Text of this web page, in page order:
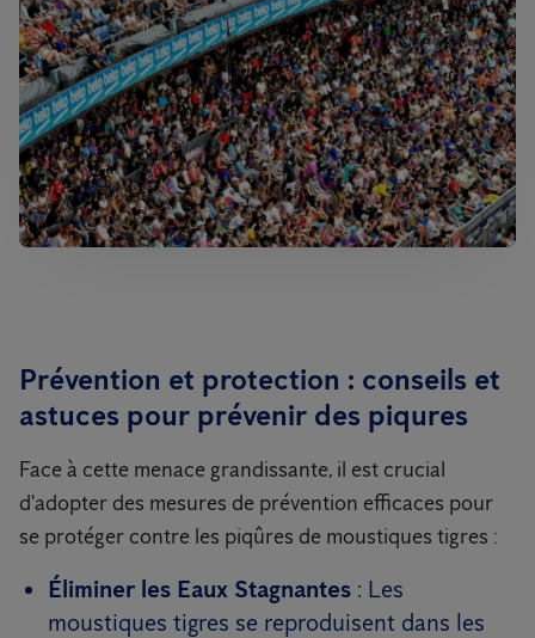
Prévention et protection : conseils et
astuces pour prévenir des piqures
Face à cette menace grandissante, il est crucial
d'adopter des mesures de prévention efficaces pour
se protéger contre les piqûres de moustiques tigres :
Éliminer les Eaux Stagnantes : Les
moustiques tigres se reproduisent dans les